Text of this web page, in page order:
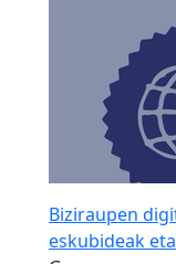
Biziraupen
eskubideak